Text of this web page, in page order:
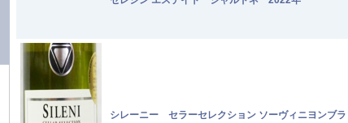
シレーニー セラーセレクション ソーヴィニヨンブラ